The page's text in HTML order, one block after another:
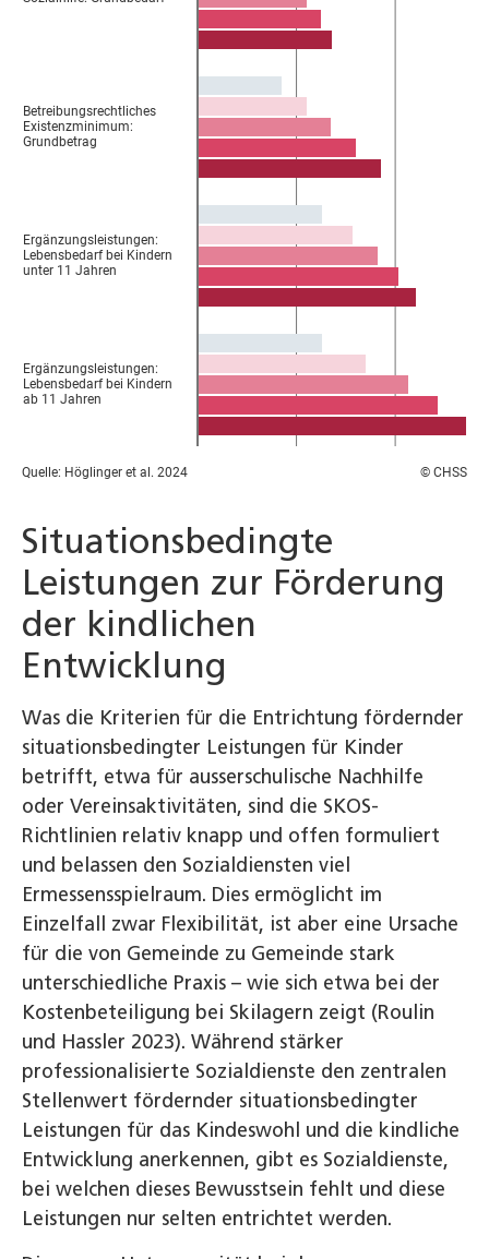
Situationsbedingte
Leistungen zur Förderung
der kindlichen
Entwicklung
Was die Kriterien für die Entrichtung fördernder
situationsbedingter Leistungen für Kinder
betrifft, etwa für ausserschulische Nachhilfe
oder Vereinsaktivitäten, sind die SKOS-
Richtlinien relativ knapp und offen formuliert
und belassen den Sozialdiensten viel
Ermessensspielraum. Dies ermöglicht im
Einzelfall zwar Flexibilität, ist aber eine Ursache
für die von Gemeinde zu Gemeinde stark
unterschiedliche Praxis – wie sich etwa bei der
Kostenbeteiligung bei Skilagern zeigt (Roulin
und Hassler 2023). Während stärker
professionalisierte Sozialdienste den zentralen
Stellenwert fördernder situationsbedingter
Leistungen für das Kindeswohl und die kindliche
Entwicklung anerkennen, gibt es Sozialdienste,
bei welchen dieses Bewusstsein fehlt und diese
Leistungen nur selten entrichtet werden.